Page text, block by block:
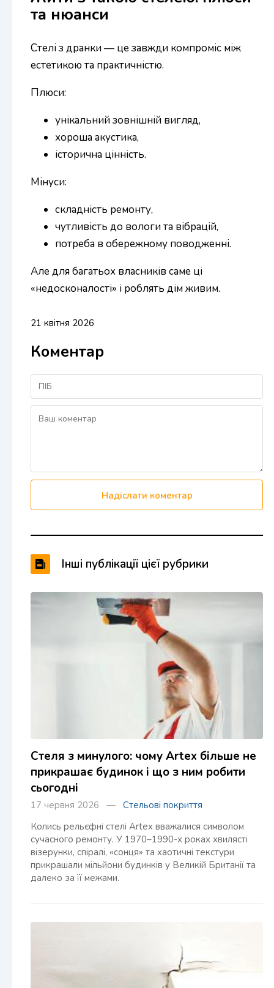
та нюанси
Стелі з дранки — це завжди компроміс між
естетикою та практичністю.
Плюси:
унікальний зовнішній вигляд,
хороша акустика,
історична цінність.
Мінуси:
складність ремонту,
чутливість до вологи та вібрацій,
потреба в обережному поводженні.
Але для багатьох власників саме ці
«недосконалості» і роблять дім живим.
21 квітня 2026
Коментар
Надіслати коментар
Інші публікації цієї рубрики
Стеля з минулого: чому Artex більше не
прикрашає будинок і що з ним робити
сьогодні
17 червня 2026 — Стельові покриття
Колись рельєфні стелі Artex вважалися символом
сучасного ремонту. У 1970–1990-х роках хвилясті
візерунки, спіралі, «сонця» та хаотичні текстури
прикрашали мільйони будинків у Великій Британії та
далеко за її межами.